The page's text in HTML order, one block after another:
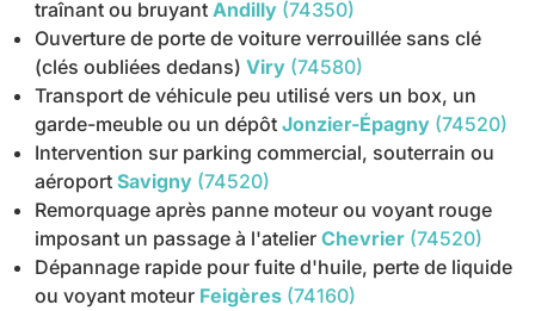
traînant ou bruyant Andilly (74350)
Ouverture de porte de voiture verrouillée sans clé
(clés oubliées dedans) Viry (74580)
Transport de véhicule peu utilisé vers un box, un
garde-meuble ou un dépôt Jonzier-Épagny (74520)
Intervention sur parking commercial, souterrain ou
aéroport Savigny (74520)
Remorquage après panne moteur ou voyant rouge
imposant un passage à l'atelier Chevrier (74520)
Dépannage rapide pour fuite d'huile, perte de liquide
ou voyant moteur Feigères (74160)